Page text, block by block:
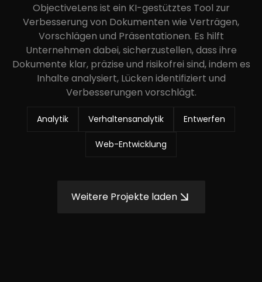
ObjectiveLens ist ein KI-gestütztes Tool zur
Verbesserung von Dokumenten wie Verträgen,
Vorschlägen und Präsentationen. Es hilft
Unternehmen dabei, sicherzustellen, dass ihre
Dokumente klar, präzise und risikofrei sind, indem es
Inhalte analysiert, Lücken identifiziert und
Verbesserungen vorschlägt.
Analytik Verhaltensanalytik Entwerfen
Web-Entwicklung
Weitere Projekte laden